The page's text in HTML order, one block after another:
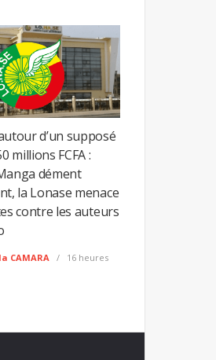
d’un supposé
millions FCFA :
dément
la Lonase menace
contre les auteurs
CAMARA
16 heures